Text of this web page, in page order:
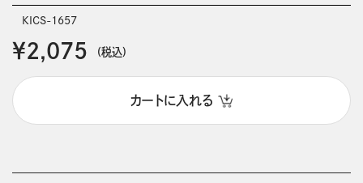
KICS-1657
￥2,075 (税込)
カートに入れる